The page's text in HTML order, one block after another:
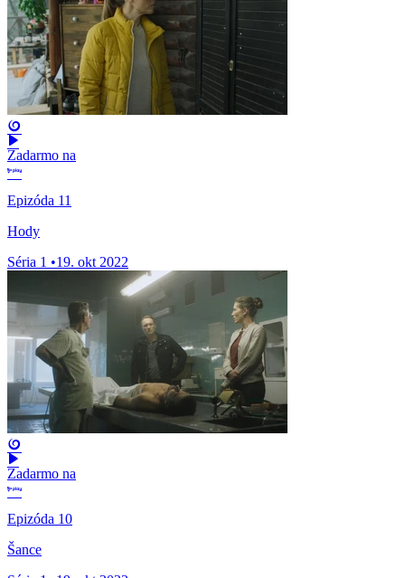
Zadarmo na
Epizóda 11
Hody
Séria 1 •19. okt 2022
Zadarmo na
Epizóda 10
Šance